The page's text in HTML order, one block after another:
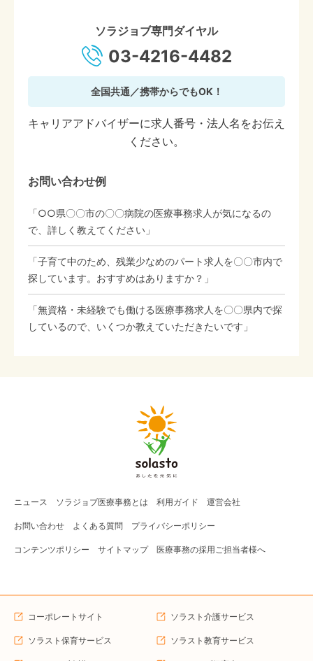
ソラジョブ専門ダイヤル
03-4216-4482
全国共通／携帯からでもOK！
キャリアアドバイザーに求人番号・法人名をお伝え
ください。
お問い合わせ例
「○○県〇〇市の〇〇病院の医療事務求人が気になるの
で、詳しく教えてください」
「子育て中のため、残業少なめのパート求人を〇〇市内で
探しています。おすすめはありますか？」
「無資格・未経験でも働ける医療事務求人を〇〇県内で探
しているので、いくつか教えていただきたいです」
ニュース ソラジョブ医療事務 とは 利用ガイド 運営会社
お問い合わせ よくある質問 プライバシーポリシー
コンテンツポリシー サイトマップ 医療事務の採用ご担当者様へ
コーポレートサイト ソラスト介護サービス
ソラスト保育サービス ソラスト教育サービス